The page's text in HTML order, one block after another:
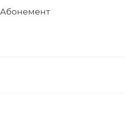
Абонемент